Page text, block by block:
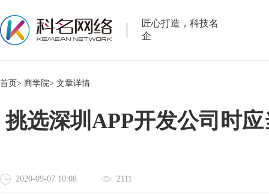
匠心打造，科技名
企
首页> 商学院> 文章详情
挑选深圳APP开发公司时
2020-09-07 10:08 2111